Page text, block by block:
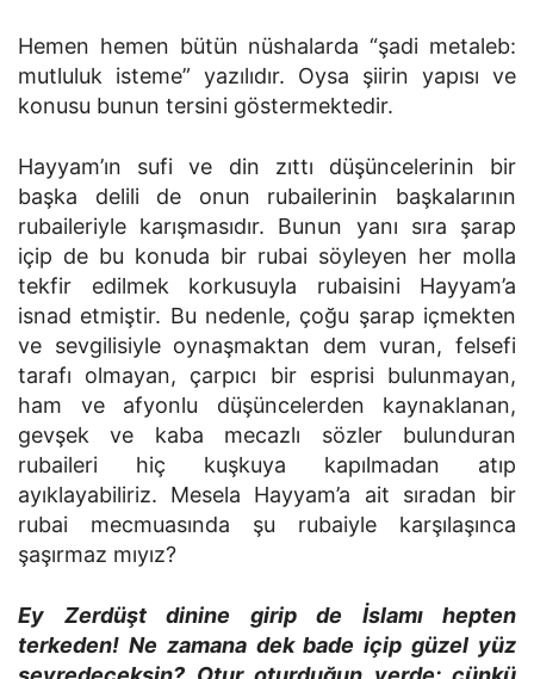
Hemen hemen bütün nüshalarda “şadi metaleb:
mutluluk isteme” yazılıdır. Oysa şiirin yapısı ve
konusu bunun tersini göstermektedir.
Hayyam’ın sufi ve din zıttı düşüncelerinin bir
başka delili de onun rubailerinin başkalarının
rubaileriyle karışmasıdır. Bunun yanı sıra şarap
içip de bu konuda bir rubai söyleyen her molla
tekfir edilmek korkusuyla rubaisini Hayyam’a
isnad etmiştir. Bu nedenle, çoğu şarap içmekten
ve sevgilisiyle oynaşmaktan dem vuran, felsefi
tarafı olmayan, çarpıcı bir esprisi bulunmayan,
ham ve afyonlu düşüncelerden kaynaklanan,
gevşek ve kaba mecazlı sözler bulunduran
rubaileri hiç kuşkuya kapılmadan atıp
ayıklayabiliriz. Mesela Hayyam’a ait sıradan bir
rubai mecmuasında şu rubaiyle karşılaşınca
şaşırmaz mıyız?
Ey Zerdüşt dinine girip de İslamı hepten
terkeden! Ne zamana dek bade içip güzel yüz